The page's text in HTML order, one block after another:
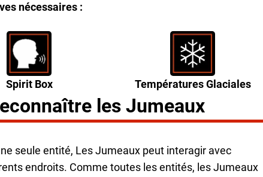
nécessaires :
Spirit Box Températures Glaciales
les Jumeaux
seule entité, Les Jumeaux peut interagir avec
endroits. Comme toutes les entités, les Jumeaux